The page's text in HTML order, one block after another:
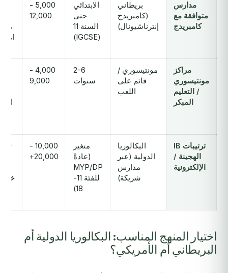
مدارس
متوافقة مع
كامبريدج
بريطاني
(كامبريدج
إنترناشيونال)
الابتدائي
حتى
السنة 11
(IGCSE)
5,000 -
12,000
مراكز
مونتيسوري
/ التعليم
المبكر
مونتيسوري /
قائم على
اللعب
2-6
سنوات
4,000 -
9,000
ترتيبات IB
الهجينة /
الإلكترونية
البكالوريا
الدولية (عبر
مدارس
شريكة)
متغير
(عادةً
MYP/DP
للفئة 11-
18)
10,000 -
20,000+
اختيار المنهج المناسب: البكالوريا الدولية أم
البريطاني أم الأمريكي؟